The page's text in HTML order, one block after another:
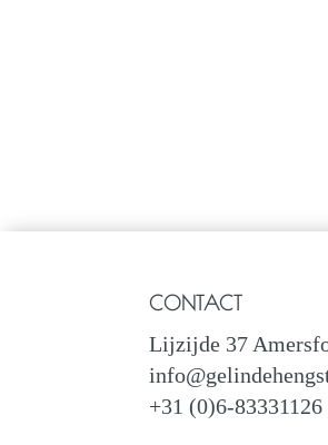
CONTACT
Lijzijde 37
+31 (0)6-83331126